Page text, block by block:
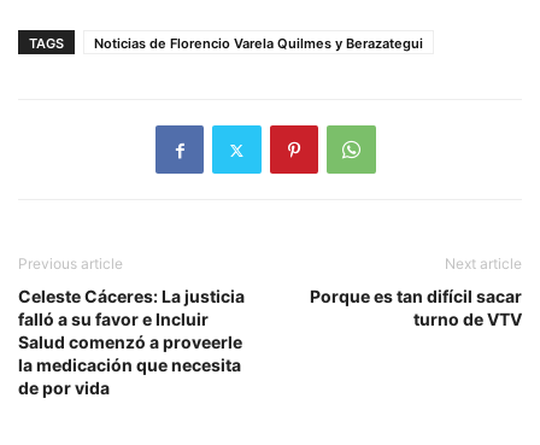
TAGS Noticias de Florencio Varela Quilmes y Berazategui
Previous article
Celeste Cáceres: La justicia
falló a su favor e Incluir
Salud comenzó a proveerle
la medicación que necesita
de por vida
Next article
Porque es tan difícil sacar
turno de VTV